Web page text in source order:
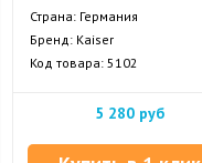
Страна: Германия
Бренд: Kaiser
Код товара: 5102
5 280 руб